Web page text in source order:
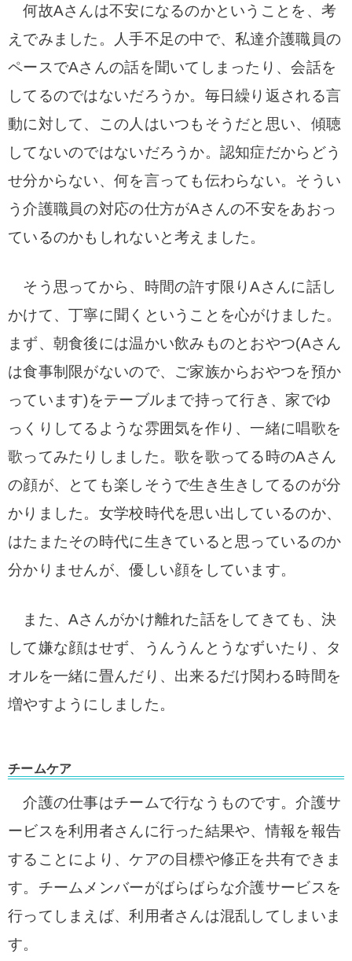
何故Aさんは不安になるのかということを、考
えでみました。
人手不足の中で、私達介護職員の
ペースでAさんの話を聞いてしまったり、会話を
してるのではないだろうか。毎日繰り返される言
動に対して、この人はいつもそうだと思い、傾聴
してないのではないだろうか。 認知症だからどう
せ分からない、何を言っても伝わらない。そうい
う介護職員の対応の仕方がAさんの不安をあおっ
ているのかもしれないと考えました。
そう思ってから、時間の許す限りAさんに話し
かけて、丁寧に聞くということを心がけまし た。
まず、朝食後には温かい飲みものとおやつ(Aさん
は食事制限がないので、ご家族からおやつを預か
っています)をテーブルまで持って行き、家でゆ
っくりしてるような雰囲気を作り、一緒に唱歌を
歌ってみたりしました。歌を歌ってる時のAさん
の顔が、とても楽しそうで生き生きしてるのが分
かりました。 女学校時代を思い出しているのか、
はたまたその時代に生きていると思っているのか
分かりませんが、優しい顔をしています。
また、Aさんがかけ離れた話をしてきても、決
して嫌な顔はせず、うんうんとうなずいたり、
タ
オルを一緒に畳んだり、出来るだけ関わる時間を
増やすようにしました。
チームケア
介護の仕事はチームで行なうものです。介護サ
ービスを利用者さんに行った結果や、情報を報告
することにより、ケアの目標や修正を共有できま
す。チームメンバーがばらばらな介護サービスを
行ってしまえば、利用者さんは混乱してしまいま
す。